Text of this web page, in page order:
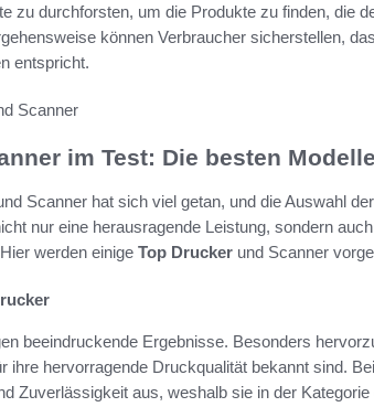
zu durchforsten, um die Produkte zu finden, die
können Verbraucher sicherstellen,
entspricht.
im Test: Die besten Modelle
Scanner hat sich viel getan, und die Auswahl
nur eine herausragende Leistung, sondern
werden einige Top Drucker und Scanner
beeindruckende Ergebnisse. Besonders
ihre hervorragende Druckqualität bekannt sind.
Zuverlässigkeit aus, weshalb sie in der